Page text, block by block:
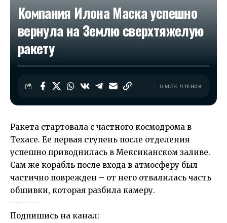
Компания Илона Маска успешно
вернула на Землю сверхтяжелую
ракету
0 МИН. ЧТЕНИЯ
Ракета стартовала с частного космодрома в
Техасе. Ее первая ступень после отделения
успешно приводнилась в Мексиканском заливе.
Сам же корабль после входа в атмосферу был
частично поврежден – от него отвалилась часть
обшивки, которая разбила камеру.
————
Подпишись на канал: